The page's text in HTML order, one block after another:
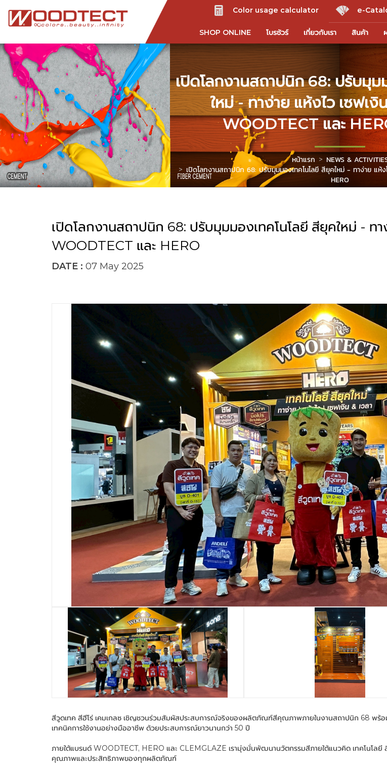
Color usage calculator e-
SHOP ONLINE โบรชัวร์ เกี่ยวกับเรา สินค้า
เปิดโลกงานสถาปนิก 68: ปรับมุม
ใหม่ - ทาง่าย แห้งไว เซฟเ
WOODTECT และ
หน้าแรก
NEWS &
เปิดโลกงานสถาปนิก 68: ปรับมุมมองเทคโนโลยี สียุคใหม่ - ทาง่าย แห้ง
HERO
เปิดโลกงานสถาปนิก 68: ปรับมุมมองเทคโนโลยี สียุคใหม่ - ทา
WOODTECT และ HERO
DATE : 07 May 2025
สีวูดเทค สีฮีโร่ เคมเกลซ เชิญชวนร่วมสัมผัสประสบการณ์จริงของผลิตภัณฑ์สีคุณภาพภายในงานสถาปนิก 68 พ
เทคนิคการใช้งานอย่างมืออาชีพ ด้วยประสบการณ์ยาวนานกว่า 50 ปี
ภายใต้แบรนด์ WOODTECT, HERO และ CLEMGLAZE เรามุ่งมั่นพัฒนานวัตกรรมสีภายใต้แนวคิด เทคโนโลยี สี
คุณภาพและประสิทธิภาพของทุกผลิตภัณฑ์